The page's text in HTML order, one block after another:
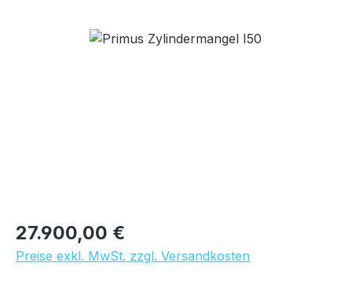
Bildergalerie überspringen
Regulärer Preis:
27.900,00 €
Preise exkl. MwSt. zzgl. Versandkosten